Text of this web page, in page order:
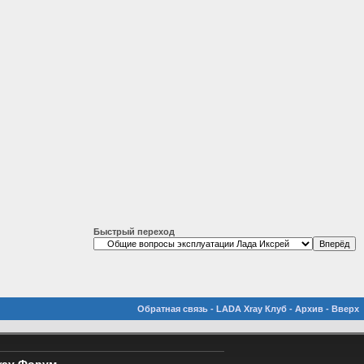
Быстрый переход
Обратная связь - LADA Xray Клуб - Архив - Вверх